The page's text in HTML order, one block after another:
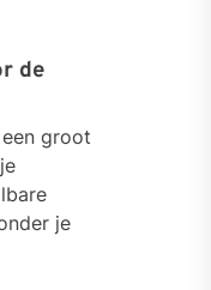
de
groot
je